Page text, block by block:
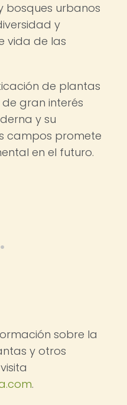
bosques urbanos
y
vida de las
de plantas
gran interés
y su
campos promete
en el futuro.
sobre la
y otros
.